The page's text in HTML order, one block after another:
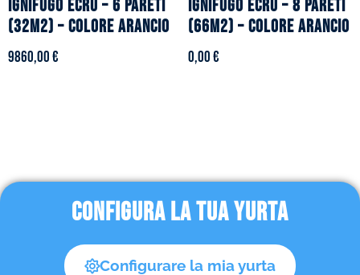
ignifugo ecru – 6 pareti
(32m2) – Colore arancio
9860,00€
ignifugo ecrù – 8 pareti
(66m2) – Colore arancio
0,00€
CONFIGURA LA TUA YURTA
Configurare la mia yurta